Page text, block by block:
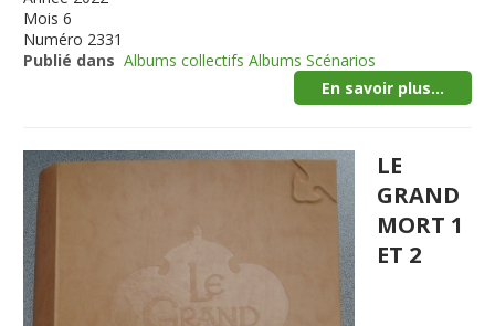
Mois 6
Numéro 2331
Publié dans Albums collectifs Albums Scénarios
En savoir plus...
LE
GRAND
MORT 1
ET 2